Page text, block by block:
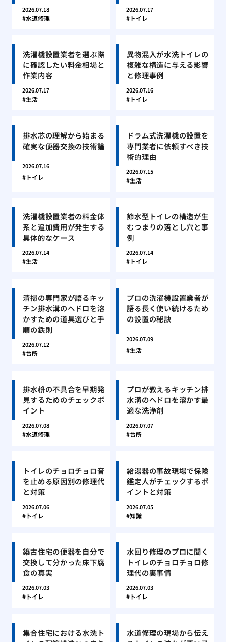
2026.07.18
水道修理
2026.07.17
トイレ
洗濯機設置業者を選ぶ際
に確認したい料金相場と
作業内容
2026.07.17
生活
異物混入が水洗トイレの
複雑な構造に与える影響
と修理事例
2026.07.16
トイレ
排水芯の理解から始まる
確実な便器交換の技術論
2026.07.16
トイレ
ドラム式洗濯機の設置を
専門業者に依頼すべき技
術的理由
2026.07.15
生活
洗濯機設置業者の料金体
系と追加費用が発生する
具体的なケース
2026.07.14
生活
節水型トイレの構造が生
むつまりの落とし穴と事
例
2026.07.14
トイレ
清掃の専門家が語るキッ
チン排水溝のヘドロを溶
かすための道具選びと手
順の鉄則
2026.07.12
台所
プロの洗濯機設置業者が
語る長く使い続けるため
の設置の秘訣
2026.07.09
生活
排水枡の不具合を早期発
見するためのチェックポ
イント
2026.07.08
水道修理
プロが教えるキッチン排
水溝のヘドロを溶かす最
適な洗浄剤
2026.07.07
台所
トイレのチョロチョロ音
を止める原因別の修理代
と対策
2026.07.06
トイレ
給湯器の事故現場で保険
鑑定人がチェックするポ
イントと対策
2026.07.05
知識
築古住宅の便器を自分で
交換して分かった床下腐
食の真実
2026.07.03
トイレ
水回り修理のプロに聞く
トイレのチョロチョロ修
理代の裏事情
2026.07.03
トイレ
集合住宅における水洗ト
水道修理の現場から伝え